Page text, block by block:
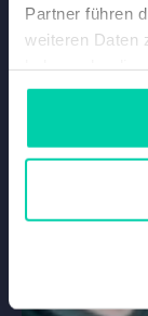
Partner führen
weiteren Daten
gesammelt